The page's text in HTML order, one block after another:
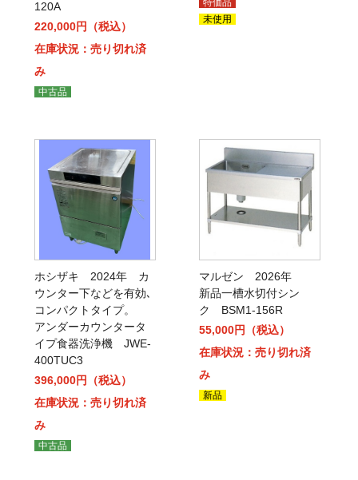
120A
220,000円（税込）
在庫状況：売り切れ済
み
中古品
特価品
未使用
ホシザキ 2024年 カ
ウンター下などを有効､
コンパクトタイプ。
アンダーカウンタータ
イプ食器洗浄機 JWE-
400TUC3
396,000円（税込）
在庫状況：売り切れ済
み
中古品
マルゼン 2026年
新品一槽水切付シン
ク BSM1-156R
55,000円（税込）
在庫状況：売り切れ済
み
新品